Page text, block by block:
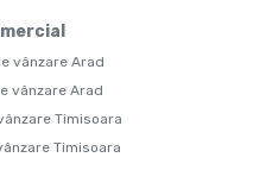
vânzare Arad
vânzare Arad
Timisoara
Timisoara